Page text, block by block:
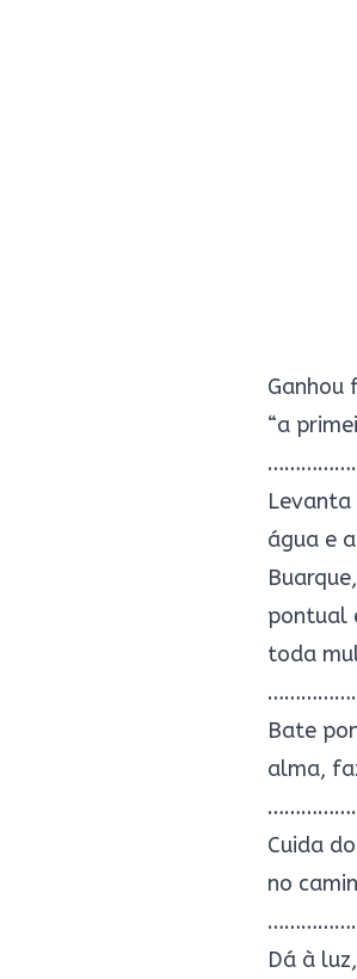
Ganhou
“a
água e
pontual
toda
Bate
alma,
Cuida
no
Dá à